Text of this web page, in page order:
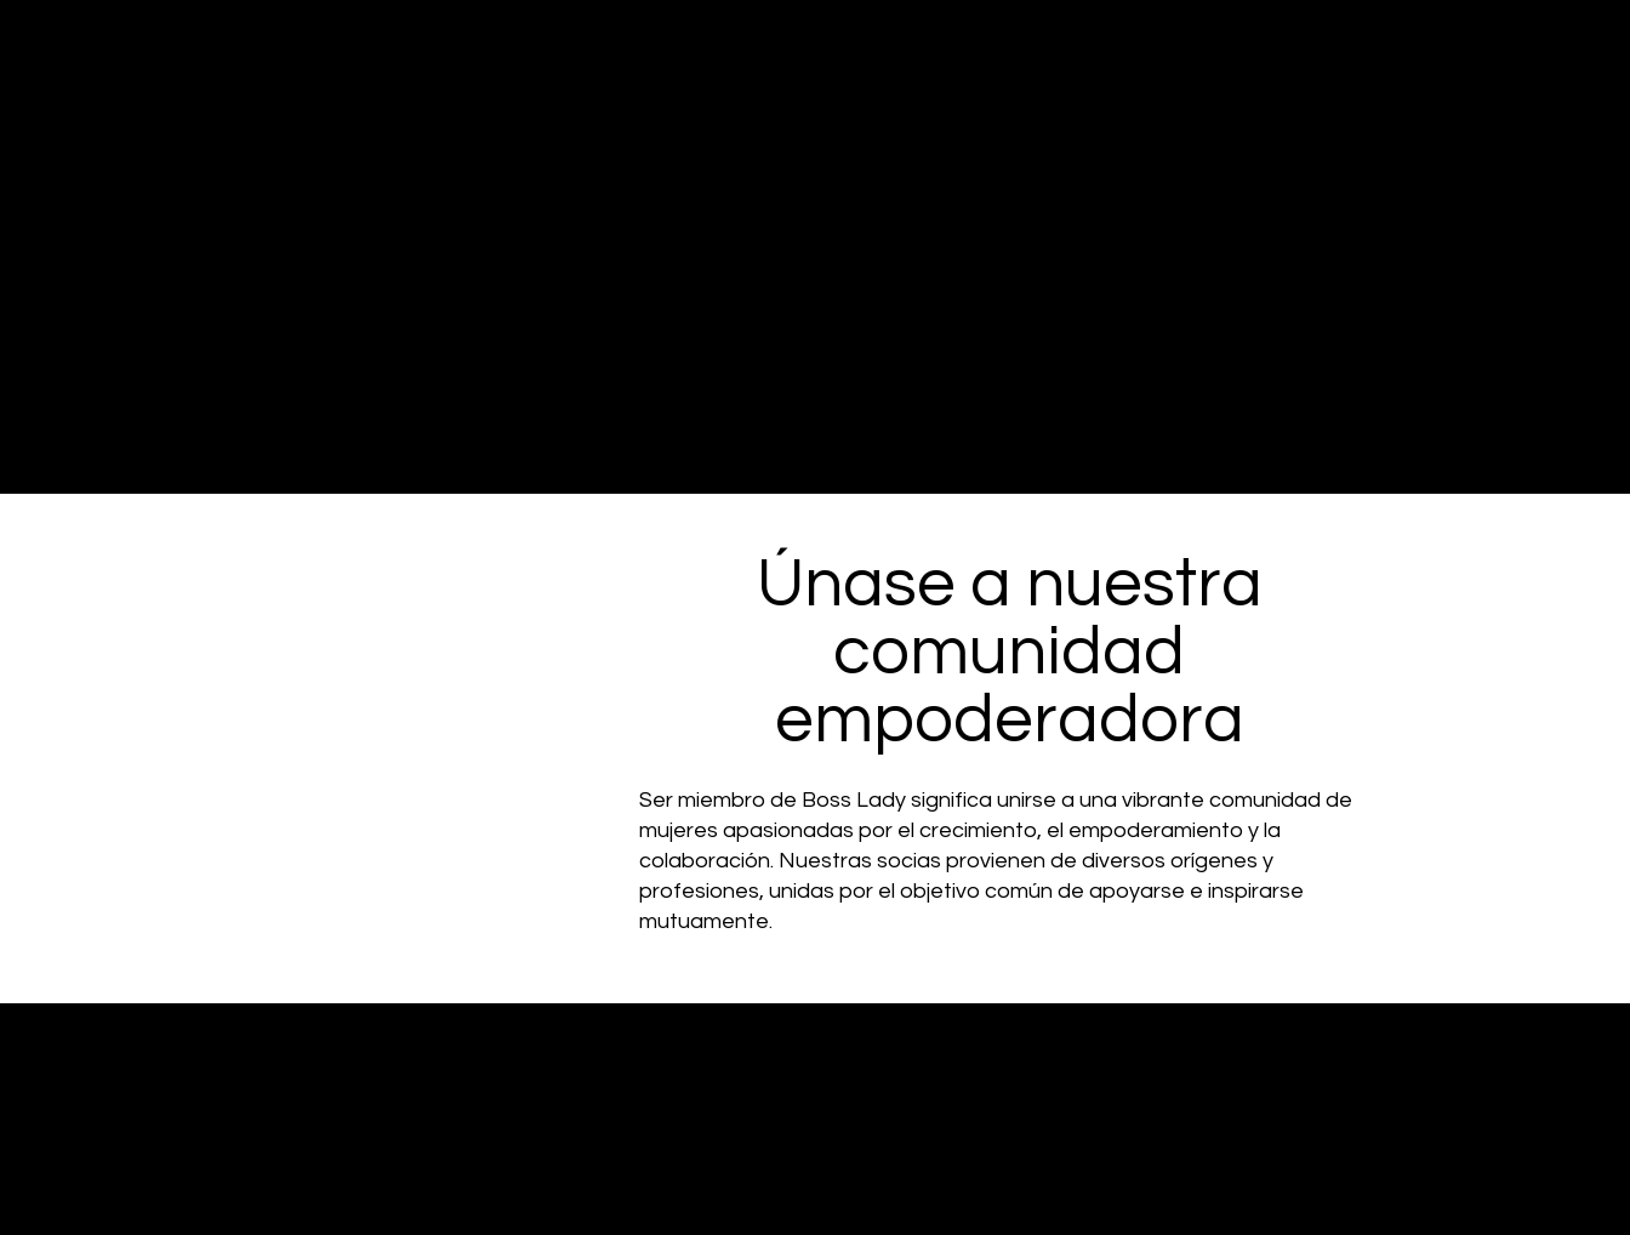
Únase a nuestra
comunidad
empoderadora
Ser miembro de Boss Lady significa unirse a una vibrante comunidad de
mujeres apasionadas por el crecimiento, el empoderamiento y la
colaboración. Nuestras socias provienen de diversos orígenes y
profesiones, unidas por el objetivo común de apoyarse e inspirarse
mutuamente.